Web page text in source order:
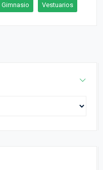
Gimnasio Vestuarios